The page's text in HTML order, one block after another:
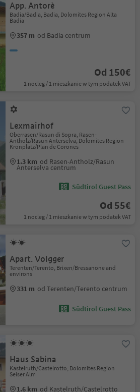
App. Antorè
Badia/Badia, Badia, Dolomites Region Alta
Badia
357 m od Badia centrum
Od 150€
1 nocleg / 1 mieszkanie w tym podatek VAT
Lexmairhof
Oberrasen/Rasun di Sopra, Rasen-
Antholz/Rasun Anterselva, Dolomites Region
Kronplatz/Plan de Corones
1.3 km od Rasen-Antholz/Rasun
Anterselva centrum
Südtirol Guest Pass
Od 55€
1 nocleg / 1 mieszkanie w tym podatek VAT
Apart. Volgger
Terenten/Terento, Brixen/Bressanone and
environs
331 m od Terenten/Terento centrum
Südtirol Guest Pass
Haus Sabina
Kastelruth/Castelrotto, Dolomites Region
Seiser Alm
1.6 km od Kastelruth/Castelrotto